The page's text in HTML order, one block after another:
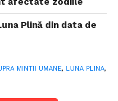
Plină din data de
MINTII UMANE, LUNA PLINA,